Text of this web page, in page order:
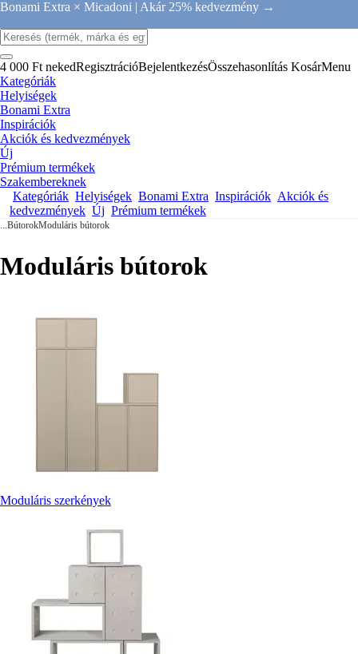
Bonami Extra × Micadoni | Akár 25% kedvezmény →
4 000 Ft nekedRegisztrációBejelentkezésÖsszehasonlítás KosárMenu
Kategóriák
Helyiségek
Bonami Extra
Inspirációk
Akciók és kedvezmények
Új
Prémium termékek
Szakembereknek
Kategóriák Helyiségek Bonami Extra Inspirációk Akciók és
kedvezmények Új Prémium termékek
...BútorokModuláris bútorok
Moduláris bútorok
Moduláris szerkények